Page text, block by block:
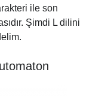
ile son
Şimdi L dilini